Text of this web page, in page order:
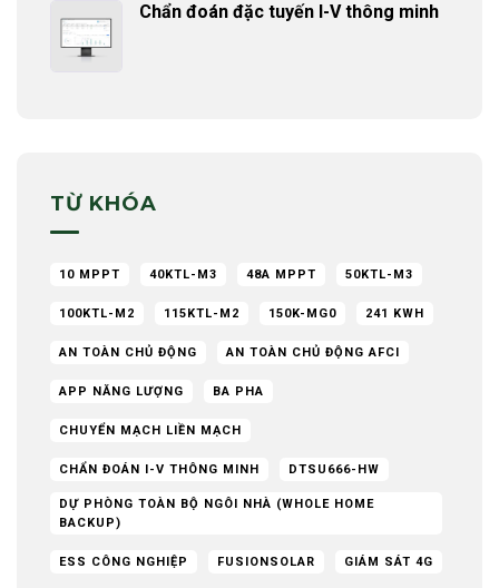
Chẩn đoán đặc tuyến I-V thông minh
TỪ KHÓA
10 MPPT 40KTL-M3 48A MPPT 50KTL-M3
100KTL-M2 115KTL-M2 150K-MG0 241 KWH
AN TOÀN CHỦ ĐỘNG AN TOÀN CHỦ ĐỘNG AFCI
APP NĂNG LƯỢNG BA PHA
CHUYỂN MẠCH LIỀN MẠCH
CHẨN ĐOÁN I-V THÔNG MINH DTSU666-HW
DỰ PHÒNG TOÀN BỘ NGÔI NHÀ (WHOLE HOME
BACKUP)
ESS CÔNG NGHIỆP FUSIONSOLAR GIÁM SÁT 4G